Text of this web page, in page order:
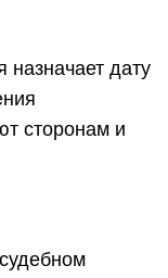
назначает дату
сторонам и